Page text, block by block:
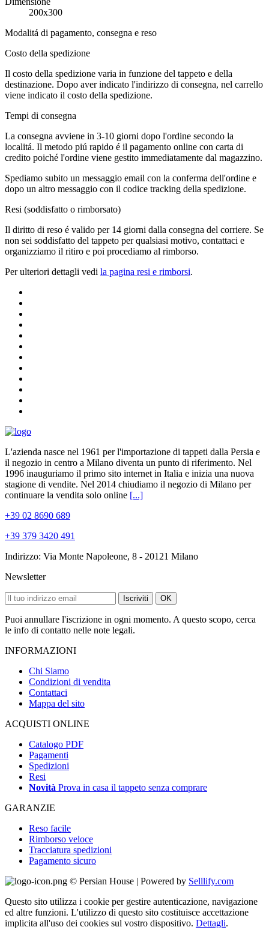
200x300
Modalitá di pagamento, consegna e reso
Costo della spedizione
Il costo della spedizione varia in funzione del tappeto e della
destinazione. Dopo aver indicato l'indirizzo di consegna, nel carrello
viene indicato il costo della spedizione.
Tempi di consegna
La consegna avviene in 3-10 giorni dopo l'ordine secondo la
localitá. Il metodo piú rapido é il pagamento online con carta di
credito poiché l'ordine viene gestito immediatamente dal magazzino.
Spediamo subito un messaggio email con la conferma dell'ordine e
dopo un altro messaggio con il codice tracking della spedizione.
Resi (soddisfatto o rimborsato)
Il diritto di reso é valido per 14 giorni dalla consegna del corriere. Se
non sei soddisfatto del tappeto per qualsiasi motivo, contattaci e
organizziamo il ritiro e poi procediamo al rimborso.
Per ulteriori dettagli vedi la pagina resi e rimborsi.
L'azienda nasce nel 1961 per l'importazione di tappeti dalla Persia e
il negozio in centro a Milano diventa un punto di riferimento. Nel
1996 inauguriamo il primo sito internet in Italia e inizia una nuova
stagione di vendite. Nel 2014 chiudiamo il negozio di Milano per
continuare la vendita solo online [...]
+39 02 8690 689
+39 379 3420 491
Indirizzo: Via Monte Napoleone, 8 - 20121 Milano
Newsletter
Iscriviti OK
Puoi annullare l'iscrizione in ogni momento. A questo scopo, cerca
le info di contatto nelle note legali.
INFORMAZIONI
Chi Siamo
Condizioni di vendita
Contattaci
Mappa del sito
ACQUISTI ONLINE
Catalogo PDF
Pagamenti
Spedizioni
Resi
Novità Prova in casa il tappeto senza comprare
GARANZIE
Reso facile
Rimborso veloce
Tracciatura spedizioni
Pagamento sicuro
© Persian House | Powered by Selllify.com
Questo sito utilizza i cookie per gestire autenticazione, navigazione
ed altre funzioni. L'utilizzo di questo sito costituisce accettazione
implicita all'uso dei cookies sul vostro dispositivo. Dettagli.